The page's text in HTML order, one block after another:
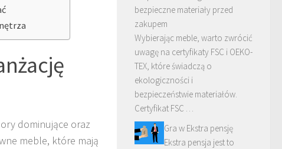
dominujące oraz
meble, które mają
bezpieczne materiały przed
zakupem
Wybierając meble, warto zwrócić
uwagę na certyfikaty FSC i OEKO-
TEX, które świadczą o
ekologiczności i
bezpieczeństwie materiałów.
Certyfikat FSC …
Gra w Ekstra pensję
Ekstra pensja jest to